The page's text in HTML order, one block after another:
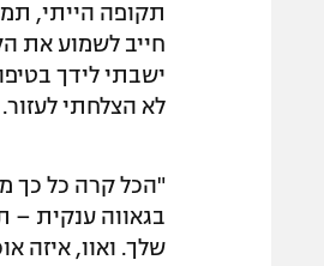
תקופה הייתי,
חייב לשמוע את
ישבתי לידך
לא הצלחתי
"הכל קרה כל כך
בגאווה ענקית –
שלך. ואוו, איזה